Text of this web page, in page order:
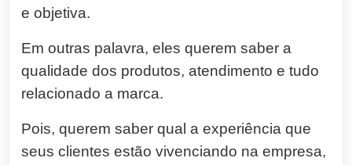
e objetiva.
Em outras palavra, eles querem saber a
qualidade dos produtos, atendimento e tudo
relacionado a marca.
Pois, querem saber qual a experiência que
seus clientes estão vivenciando na empresa,